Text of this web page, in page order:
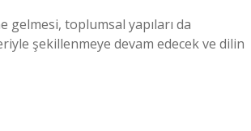
gelmesi, toplumsal yapıları da
şekillenmeye devam edecek ve dilin